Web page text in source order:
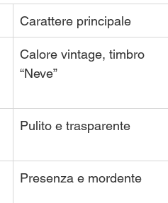
Carattere principale
Calore vintage, timbro
“Neve”
Pulito e trasparente
Presenza e mordente